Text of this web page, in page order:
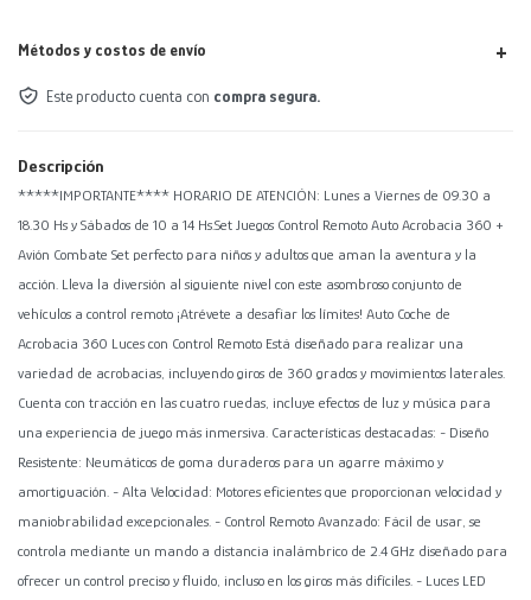
Métodos y costos de envío
Este producto cuenta con compra segura.
Descripción
*****IMPORTANTE**** HORARIO DE ATENCIÓN: Lunes a Viernes de 09.30 a
18.30 Hs y Sábados de 10 a 14 Hs.Set Juegos Control Remoto Auto Acrobacia 360 +
Avión Combate Set perfecto para niños y adultos que aman la aventura y la
acción. Lleva la diversión al siguiente nivel con este asombroso conjunto de
vehículos a control remoto ¡Atrévete a desafiar los límites! Auto Coche de
Acrobacia 360 Luces con Control Remoto Está diseñado para realizar una
variedad de acrobacias, incluyendo giros de 360 grados y movimientos laterales.
Cuenta con tracción en las cuatro ruedas, incluye efectos de luz y música para
una experiencia de juego más inmersiva. Características destacadas: - Diseño
Resistente: Neumáticos de goma duraderos para un agarre máximo y
amortiguación. - Alta Velocidad: Motores eficientes que proporcionan velocidad y
maniobrabilidad excepcionales. - Control Remoto Avanzado: Fácil de usar, se
controla mediante un mando a distancia inalámbrico de 2.4 GHz diseñado para
ofrecer un control preciso y fluido, incluso en los giros más difíciles. - Luces LED